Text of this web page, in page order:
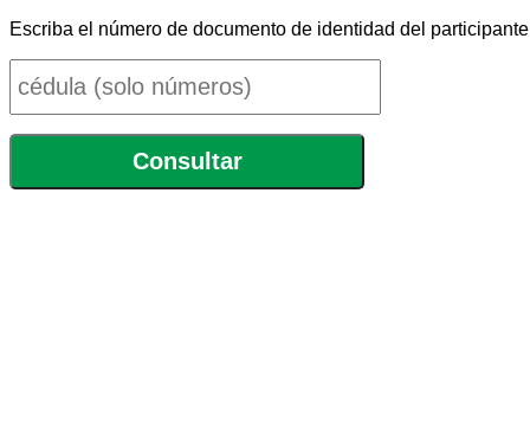
Escriba el número de documento de identidad del